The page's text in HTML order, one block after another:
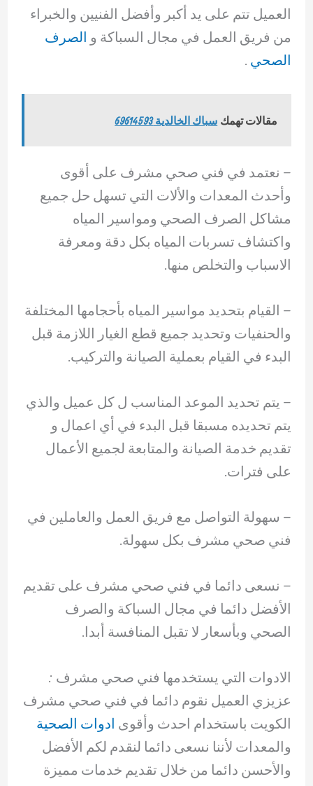
العميل تتم على يد أكبر وأفضل الفنيين والخبراء
من فريق العمل في مجال السباكة و الصرف
الصحي .
مقالات تهمك سباك الخالدية 69614593
– ‏نعتمد في فني صحي مشرف على أقوى
وأحدث المعدات والألات التي تسهل حل جميع
مشاكل الصرف الصحي ومواسير المياه
واكتشاف تسربات المياه بكل دقة ومعرفة
الاسباب والتخلص منها.
– ‏القيام بتحديد مواسير المياه بأحجامها المختلفة
والحنفيات وتحديد جميع قطع الغيار اللازمة قبل
البدء في القيام بعملية الصيانة والتركيب.
– ‏يتم تحديد الموعد المناسب ل كل عميل والذي
يتم تحديده مسبقا قبل البدء في أي اعمال و
تقديم خدمة الصيانة والمتابعة لجميع الأعمال
على فترات.
– ‏سهولة التواصل مع فريق العمل والعاملين في
فني صحي مشرف بكل سهولة.
– ‏نسعى دائما في فني صحي مشرف على تقديم
الأفضل دائما في مجال السباكة والصرف
الصحي وبأسعار لا تقبل المنافسة أبدا.
الادوات التي يستخدمها فني صحي مشرف :
عزيزي العميل نقوم دائما في فني صحي مشرف
الكويت باستخدام احدث وأقوى ادوات الصحية
والمعدات لأننا نسعى دائما لنقدم لكم الأفضل
والأحسن دائما من خلال تقديم خدمات مميزة